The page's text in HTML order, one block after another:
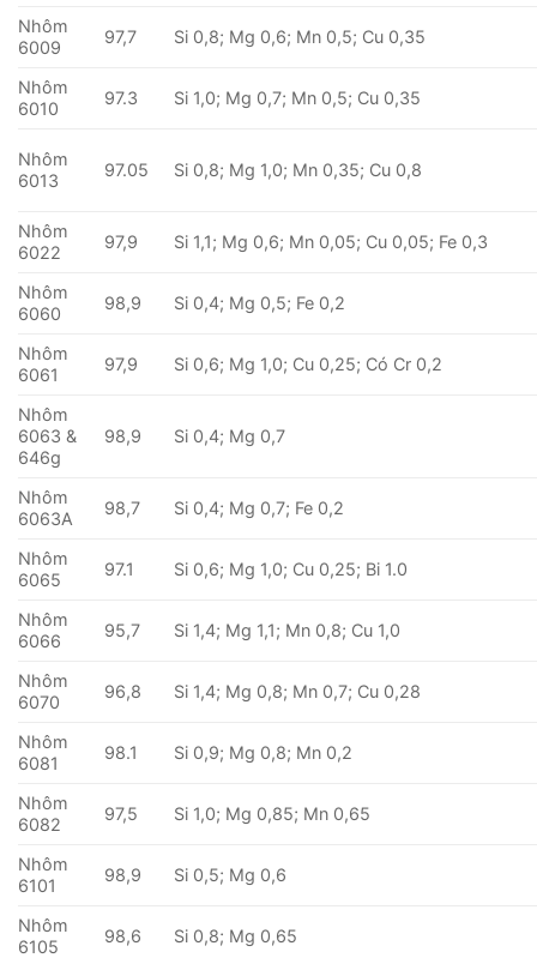
Nhôm
6009
97,7 Si 0,8; Mg 0,6; Mn 0,5; Cu 0,35
Nhôm
6010
97.3 Si 1,0; Mg 0,7; Mn 0,5; Cu 0,35
Nhôm
6013
97.05 Si 0,8; Mg 1,0; Mn 0,35; Cu 0,8
Nhôm
6022
97,9 Si 1,1; Mg 0,6; Mn 0,05; Cu 0,05; Fe 0,3
Nhôm
6060
98,9 Si 0,4; Mg 0,5; Fe 0,2
Nhôm
6061
97,9 Si 0,6; Mg 1,0; Cu 0,25; Có Cr 0,2
Nhôm
6063 &
646g
98,9 Si 0,4; Mg 0,7
Nhôm
6063A
98,7 Si 0,4; Mg 0,7; Fe 0,2
Nhôm
6065
97.1 Si 0,6; Mg 1,0; Cu 0,25; Bi 1.0
Nhôm
6066
95,7 Si 1,4; Mg 1,1; Mn 0,8; Cu 1,0
Nhôm
6070
96,8 Si 1,4; Mg 0,8; Mn 0,7; Cu 0,28
Nhôm
6081
98.1 Si 0,9; Mg 0,8; Mn 0,2
Nhôm
6082
97,5 Si 1,0; Mg 0,85; Mn 0,65
Nhôm
6101
98,9 Si 0,5; Mg 0,6
Nhôm
6105
98,6 Si 0,8; Mg 0,65